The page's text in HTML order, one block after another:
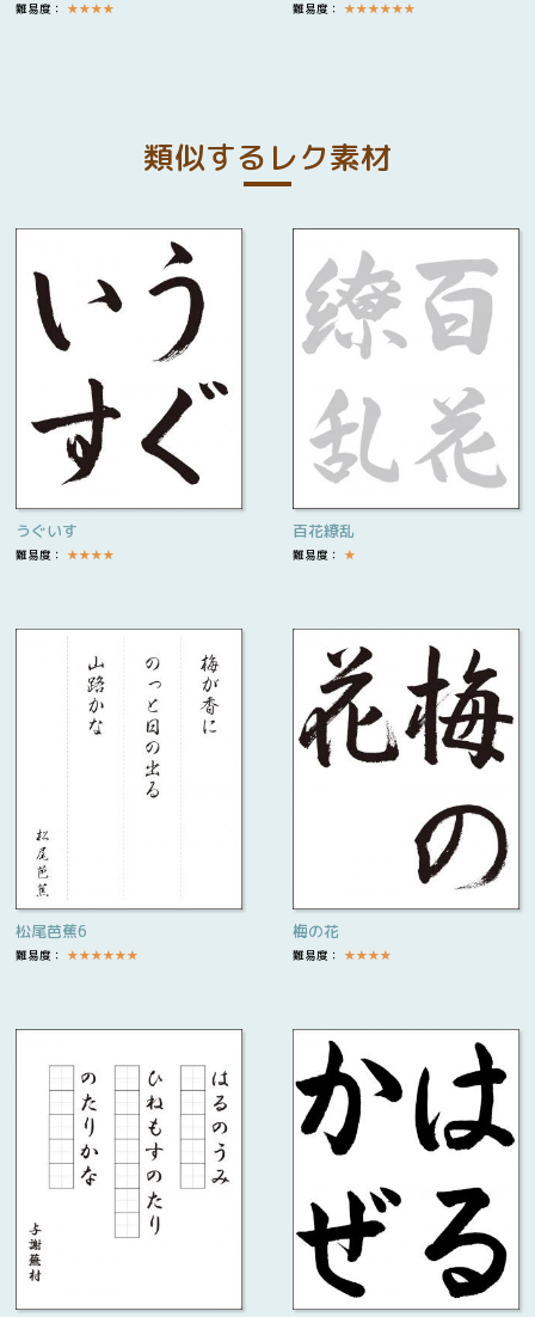
難易度： ★★★★ 難易度： ★★★★★★
類似するレク素材
うぐいす
難易度： ★★★★
百花繚乱
難易度： ★
松尾芭蕉6
難易度： ★★★★★★
梅の花
難易度： ★★★★